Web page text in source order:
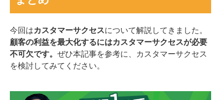
今回はカスタマーサクセスについて解説してきました。
顧客の利益を最大化するにはカスタマーサクセスが必要
不可欠です。 ぜひ本記事を参考に、カスタマーサクセス
を検討してみてください。